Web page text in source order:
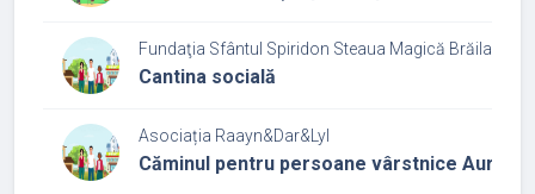
Fundaţia Sfântul Spiridon Steaua Magică Brăila
Cantina socială
Asociația Raayn&Dar&Lyl
Căminul pentru persoane vârstnice Aur